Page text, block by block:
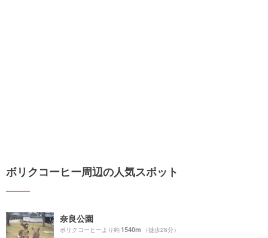
ボリクコーヒー周辺の人気スポット
奈良公園
ボリクコーヒーより約1540m （徒歩26分）